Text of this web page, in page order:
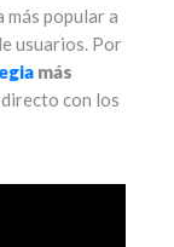
popular a
usuarios. Por
más
con los